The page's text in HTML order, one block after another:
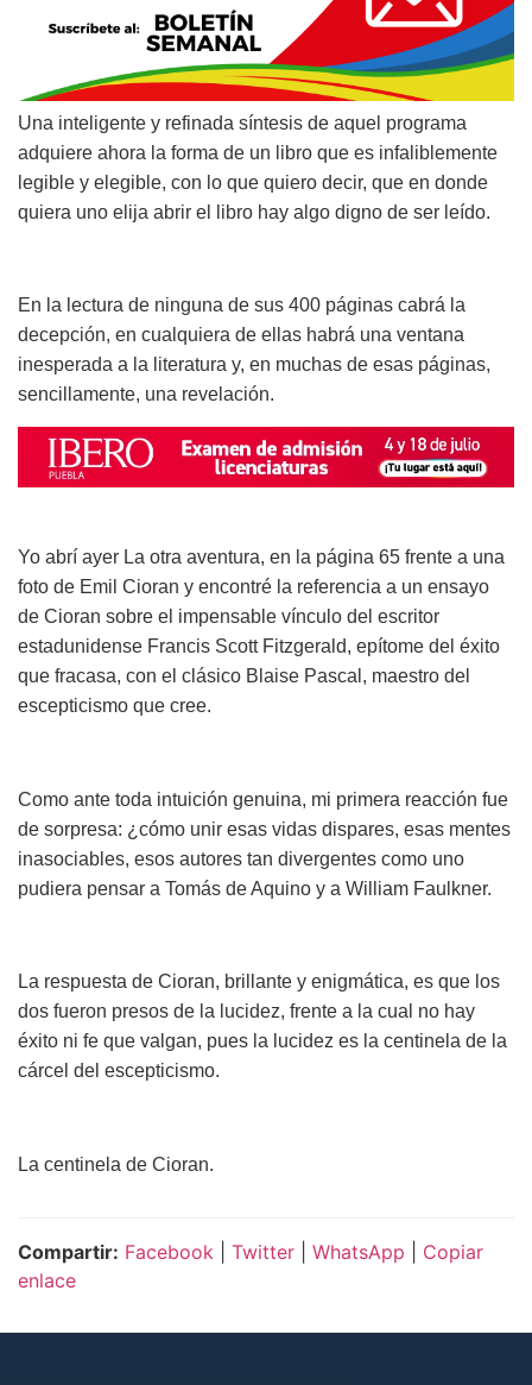
Una inteligente y refinada síntesis de aquel programa
adquiere ahora la forma de un libro que es infaliblemente
legible y elegible, con lo que quiero decir, que en donde
quiera uno elija abrir el libro hay algo digno de ser leído.
En la lectura de ninguna de sus 400 páginas cabrá la
decepción, en cualquiera de ellas habrá una ventana
inesperada a la literatura y, en muchas de esas páginas,
sencillamente, una revelación.
Yo abrí ayer La otra aventura, en la página 65 frente a una
foto de Emil Cioran y encontré la referencia a un ensayo
de Cioran sobre el impensable vínculo del escritor
estadunidense Francis Scott Fitzgerald, epítome del éxito
que fracasa, con el clásico Blaise Pascal, maestro del
escepticismo que cree.
Como ante toda intuición genuina, mi primera reacción fue
de sorpresa: ¿cómo unir esas vidas dispares, esas mentes
inasociables, esos autores tan divergentes como uno
pudiera pensar a Tomás de Aquino y a William Faulkner.
La respuesta de Cioran, brillante y enigmática, es que los
dos fueron presos de la lucidez, frente a la cual no hay
éxito ni fe que valgan, pues la lucidez es la centinela de la
cárcel del escepticismo.
La centinela de Cioran.
Compartir: Facebook Twitter WhatsApp
Copiar
enlace